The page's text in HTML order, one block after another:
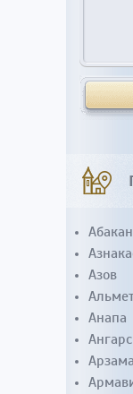
Абакан
Азов
Анапа